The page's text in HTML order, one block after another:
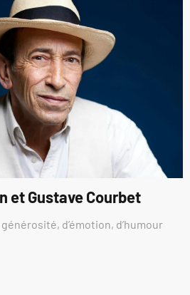
et Gustave Courbet
d’émotion, d’humour